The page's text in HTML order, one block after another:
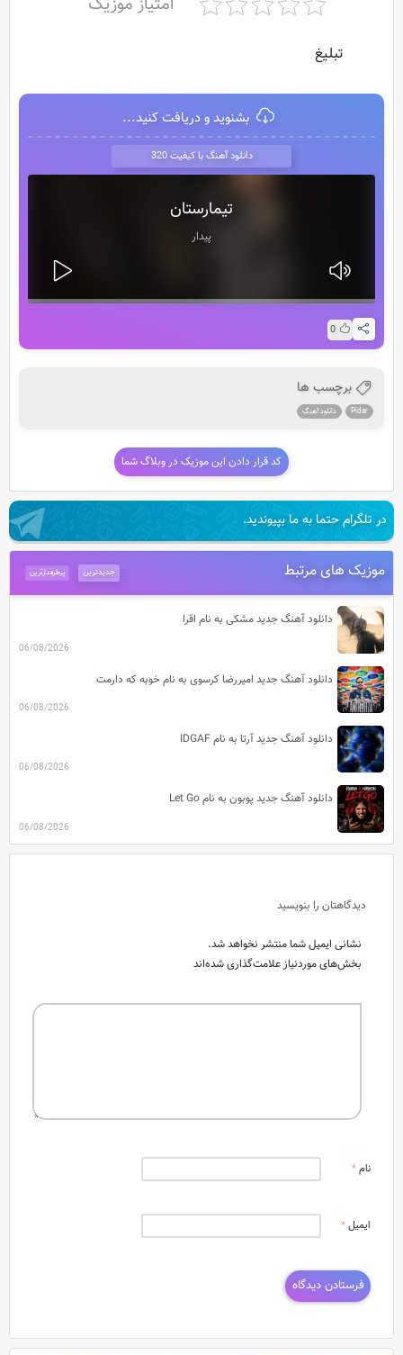
تبلیغ
بشنوید و دریافت کنید...
دانلود آهنگ با کیفیت 320
تیمارستان
پیدار
0
برچسب ها
Pidar دانلود آهنگ
کد قرار دادن این موزیک در وبلاگ شما
در تلگرام حتما به ما بپیوندید.
موزیک های مرتبط پرطرفدارترین جدیدترین
دانلود آهنگ جدید مشکی به نام اقرا
06/08/2026
دانلود آهنگ جدید امیررضا کرسوی به نام خوبه که دارمت
06/08/2026
دانلود آهنگ جدید آرتا به نام IDGAF
06/08/2026
دانلود آهنگ جدید پوبون به نام Let Go
06/08/2026
دیدگاهتان را بنویسید
نشانی ایمیل شما منتشر نخواهد شد.
بخش‌های موردنیاز علامت‌گذاری شده‌اند
نام*
ایمیل*